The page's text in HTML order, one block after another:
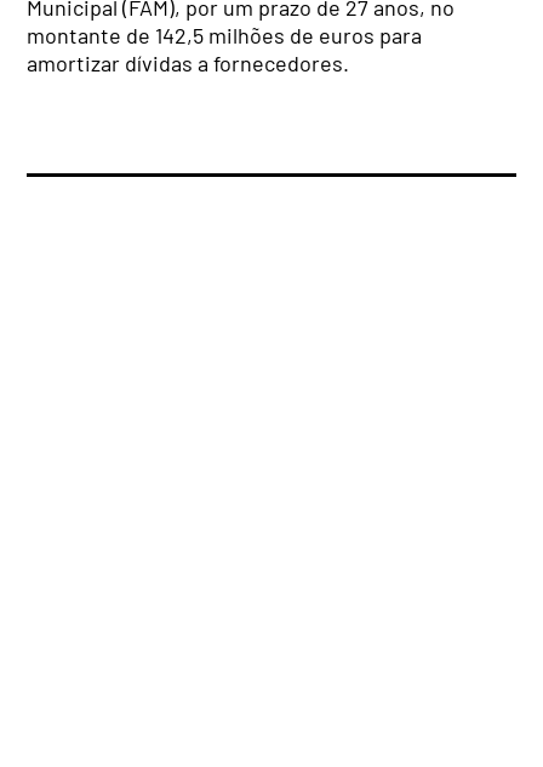
Municipal (FAM), por um prazo de 27 anos, no
montante de 142,5 milhões de euros para
amortizar dívidas a fornecedores.